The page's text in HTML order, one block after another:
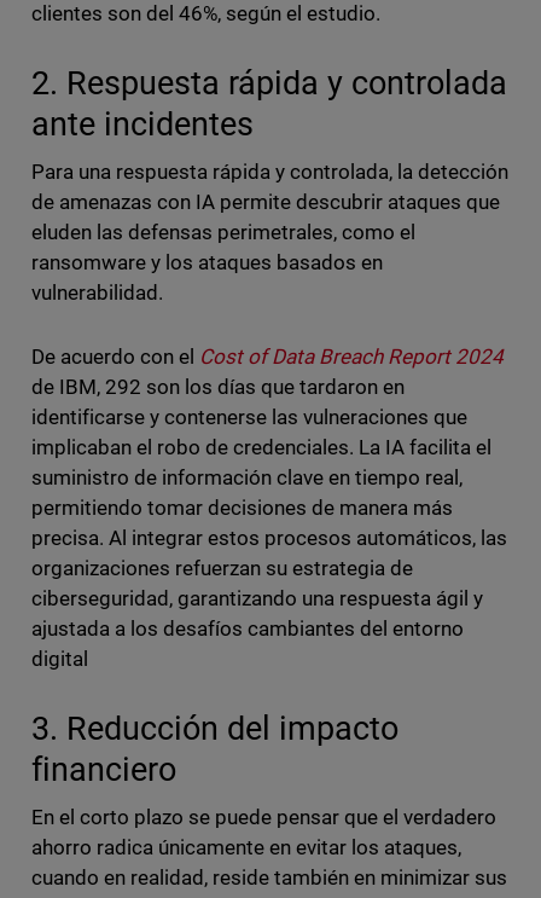
clientes son del 46%, según el estudio.
2. Respuesta rápida y controlada
ante incidentes
Para una respuesta rápida y controlada, la detección
de amenazas con IA permite descubrir ataques que
eluden las defensas perimetrales, como el
ransomware y los ataques basados en
vulnerabilidad.
De acuerdo con el Cost of Data Breach Report 2024
de IBM, 292 son los días que tardaron en
identificarse y contenerse las vulneraciones que
implicaban el robo de credenciales. La IA facilita el
suministro de información clave en tiempo real,
permitiendo tomar decisiones de manera más
precisa. Al integrar estos procesos automáticos, las
organizaciones refuerzan su estrategia de
ciberseguridad, garantizando una respuesta ágil y
ajustada a los desafíos cambiantes del entorno
digital
3. Reducción del impacto
financiero
En el corto plazo se puede pensar que el verdadero
ahorro radica únicamente en evitar los ataques,
cuando en realidad, reside también en minimizar sus